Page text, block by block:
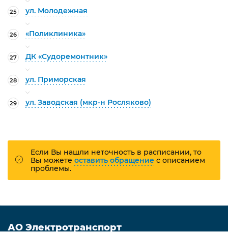
25 ул. Молодежная
26 «Поликлиника»
27 ДК «Судоремонтник»
28 ул. Приморская
29 ул. Заводская (мкр-н Росляково)
Если Вы нашли неточность в расписании, то
Вы можете оставить обращение с описанием
проблемы.
АО Электротранспорт